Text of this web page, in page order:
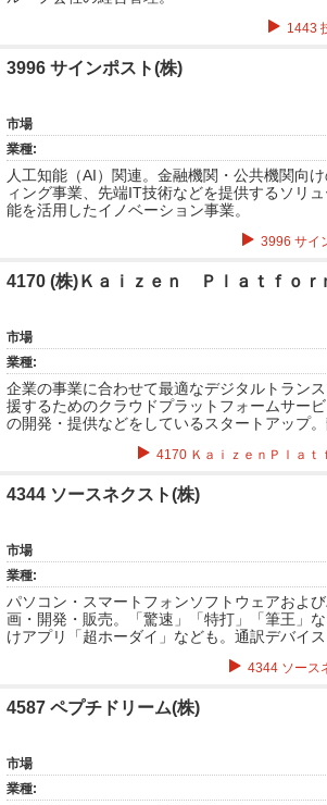
1443
3996 サインポスト(株)
市場
業種:
人工知能（AI）関連。金融機関・公共機関向
ィング事業、先端IT技術などを提供するソリ
能を活用したイノベーション事業。
3996 サイ
4170 (株)Ｋａｉｚｅｎ Ｐｌａｔｆｏｒ
市場
業種:
企業の事業に合わせて最適なデジタルトラン
援するためのクラウドプラットフォームサー
の開発・提供などをしているスタートアップ
トソリューション事業。KAIZEN VIDEO事業。
4170 ＫａｉｚｅｎＰｌａｔ
4344 ソースネクスト(株)
市場
業種:
パソコン・スマートフォンソフトウェアおよ
画・開発・販売。「驚速」「特打」「筆王」
けアプリ「超ホーダイ」なども。通訳デバイ
4344 ソース
4587 ペプチドリーム(株)
市場
業種: